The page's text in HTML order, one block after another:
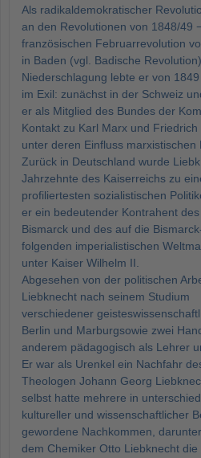
Als radikaldemokratischer
an den Revolutionen von 1848/49
französischen Februarrevolution
in Baden (vgl. Badische
Niederschlagung lebte er von
im Exil: zunächst in der Schweiz
er als Mitglied des Bundes der
Kontakt zu Karl Marx und
unter deren Einfluss marxistischen
Zurück in Deutschland wurde
Jahrzehnte des Kaiserreichs zu
profiliertesten sozialistischen
er ein bedeutender Kontrahent
Bismarck und des auf die
folgenden imperialistischen
unter Kaiser Wilhelm II.
Abgesehen von der politischen
Liebknecht nach seinem Studium
verschiedener
Berlin und Marburgsowie zwei
anderem pädagogisch als Lehrer
Er war als Urenkel ein Nachfahr
Theologen Johann Georg
selbst hatte mehrere in
kultureller und wissenschaftlicher
gewordene Nachkommen,
dem Chemiker Otto Liebknecht die